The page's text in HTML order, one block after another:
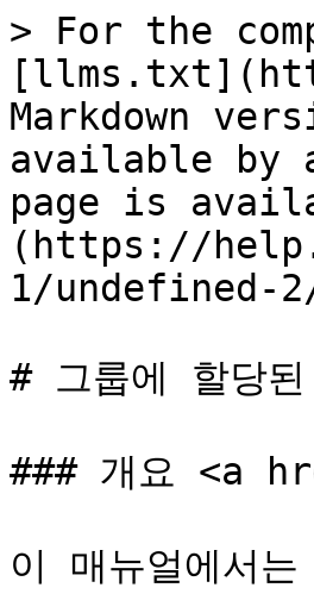
> For the
Markdown
available by
page is
(https://
1/undefined-
# 그룹에 할당
### 개요 <a
이 매뉴얼에서